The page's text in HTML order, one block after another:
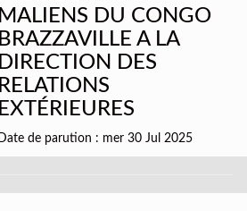
MALIENS DU CONGO
BRAZZAVILLE A LA
DIRECTION DES
RELATIONS
EXTÉRIEURES
Date de parution : mer 30 Jul 2025